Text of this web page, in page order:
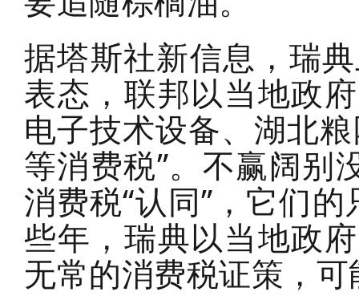
据塔斯社新信息，瑞
表态，联邦以当地政
电子技术设备、湖北
等消费税”。不赢阔别
消费税“认同”，它们
些年，瑞典以当地政
无常的消费税证策，